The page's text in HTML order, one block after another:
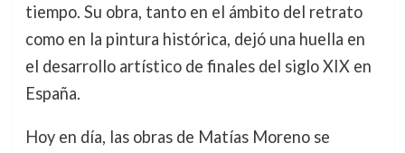
tiempo. Su obra, tanto en el ámbito del retrato
como en la pintura histórica, dejó una huella en
el desarrollo artístico de finales del siglo XIX en
España.
Hoy en día, las obras de Matías Moreno se